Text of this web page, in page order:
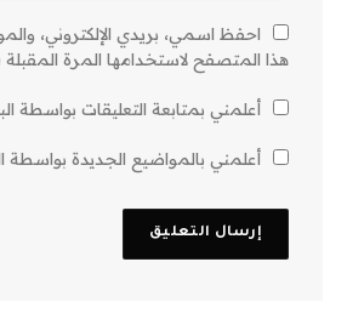
احفظ اسمي، بريدي الإلكتروني،
هذا المتصفح لاستخدامها المرة
أعلمني بمتابعة التعليقات بواسطة
أعلمني بالمواضيع الجديدة بواسطة